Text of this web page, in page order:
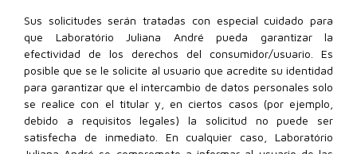
Sus solicitudes serán tratadas con especial cuidado para
que Laboratório Juliana André pueda garantizar la
efectividad de los derechos del consumidor/usuario. Es
posible que se le solicite al usuario que acredite su identidad
para garantizar que el intercambio de datos personales solo
se realice con el titular y, en ciertos casos (por ejemplo,
debido a requisitos legales) la solicitud no puede ser
satisfecha de inmediato. En cualquier caso, Laboratório